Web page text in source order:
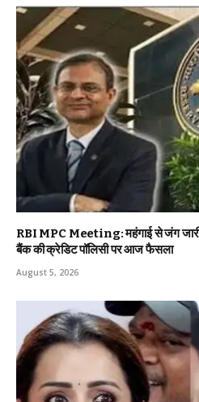
RBI MPC Meeting: महंगाई से जंग जारी
बैंक की क्रेडिट पॉलिसी पर आज फैसला
August 5, 2026